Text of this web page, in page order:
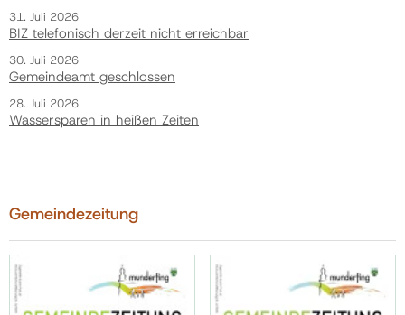
31. Juli 2026
BIZ telefonisch derzeit nicht erreichbar
30. Juli 2026
Gemeindeamt geschlossen
28. Juli 2026
Wassersparen in heißen Zeiten
Gemeindezeitung